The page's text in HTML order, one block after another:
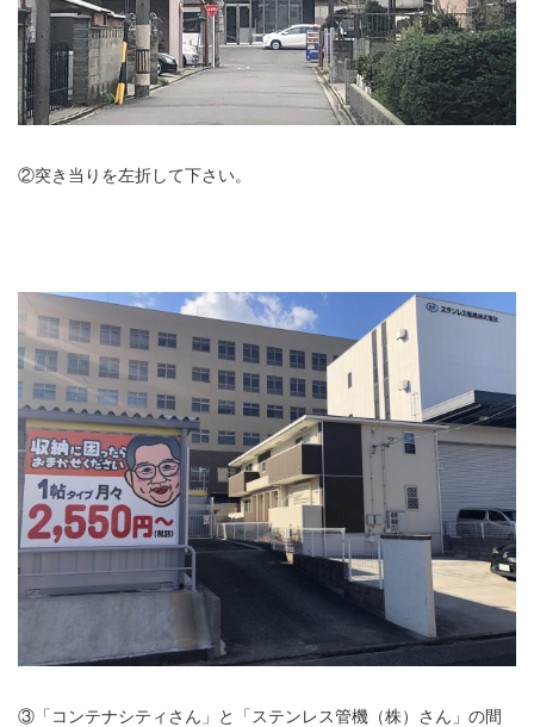
②突き当りを左折して下さい。
③「コンテナシティさん」と「ステンレス管機（株）さん」の間